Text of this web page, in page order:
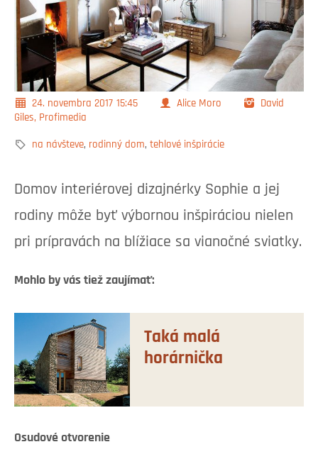
24. novembra 2017 15:45 Alice Moro
David
Giles, Profimedia
na návšteve, rodinný dom, tehlové inšpirácie
Domov interiérovej dizajnérky Sophie a jej
rodiny môže byť výbornou inšpiráciou nielen
pri prípravách na blížiace sa vianočné sviatky.
Mohlo by vás tiež zaujímať:
Taká malá
horárnička
Osudové otvorenie